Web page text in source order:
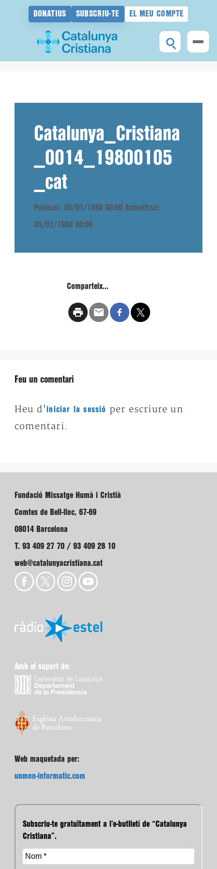
DONATIUS SUBSCRIU-TE EL MEU COMPTE
Catalunya_Cristiana
_0014_19800105
_cat
Publicat: 05/01/1980 00:00 Actualitzat:
05/01/1980 00:00
Comparteix...
Feu un comentari
Heu d'iniciar la sessió
per escriure un
comentari.
Fundació Missatge Humà i Cristià
Comtes de Bell-lloc, 67-69
08014 Barcelona
T. 93 409 27 70 / 93 409 28 10
web@catalunyacristiana.cat
Amb el suport de:
Web maquetada per:
unmon-informatic.com
Subscriu-te gratuïtament a l’e-butlletí de “Catalunya
Cristiana”.